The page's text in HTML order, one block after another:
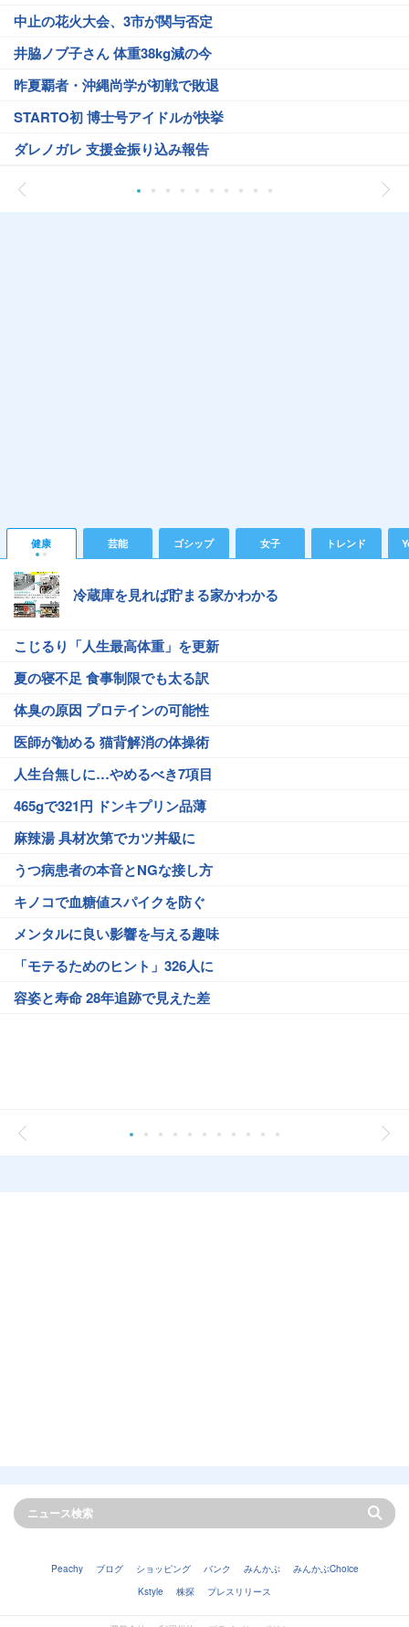
中止の花火大会、3市が関与否定
井脇ノブ子さん 体重38kg減の今
昨夏覇者・沖縄尚学が初戦で敗退
STARTO初 博士号アイドルが快挙
ダレノガレ 支援金振り込み報告
健康 芸能 ゴシップ 女子 トレンド
冷蔵庫を見れば貯まる家かわかる
こじるり「人生最高体重」を更新
夏の寝不足 食事制限でも太る訳
体臭の原因 プロテインの可能性
医師が勧める 猫背解消の体操術
人生台無しに…やめるべき7項目
465gで321円 ドンキプリン品薄
麻辣湯 具材次第でカツ丼級に
うつ病患者の本音とNGな接し方
キノコで血糖値スパイクを防ぐ
メンタルに良い影響を与える趣味
「モテるためのヒント」326人に
容姿と寿命 28年追跡で見えた差
Peachy ブログ ショッピング バンク みんかぶ
みんかぶChoice
Kstyle
株探 プレスリリース